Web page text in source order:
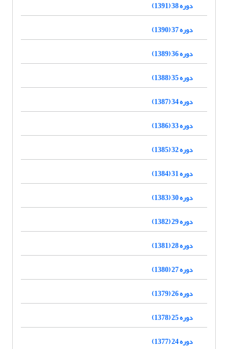
دوره 38 (1391)
دوره 37 (1390)
دوره 36 (1389)
دوره 35 (1388)
دوره 34 (1387)
دوره 33 (1386)
دوره 32 (1385)
دوره 31 (1384)
دوره 30 (1383)
دوره 29 (1382)
دوره 28 (1381)
دوره 27 (1380)
دوره 26 (1379)
دوره 25 (1378)
دوره 24 (1377)